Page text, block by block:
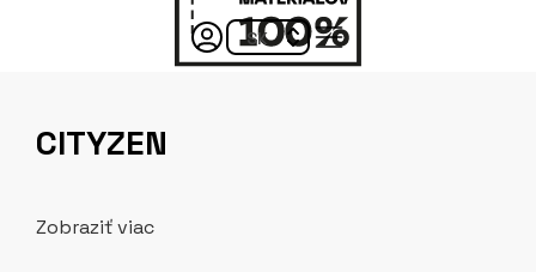
CITYZEN
Zobraziť viac